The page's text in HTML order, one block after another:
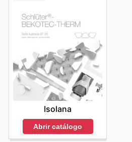
Isolana
Abrir catálogo